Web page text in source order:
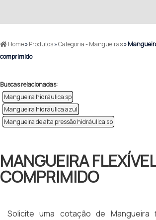
Home»Produtos»Categoria - Mangueiras»
comprimido
Buscas relacionadas:
Mangueira hidráulica sp
Mangueira hidráulica azul
Mangueira de alta pressão hidráulica sp
MANGUEIRA
COMPRIMIDO
Solicite uma cotação de Mangueira